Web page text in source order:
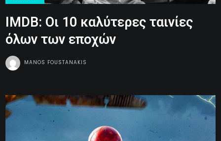
IMDB: Οι 10 καλύτερες ταινίες
όλων των εποχών
MANOS FOUSTANAKIS